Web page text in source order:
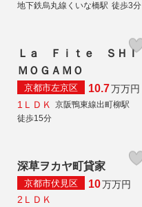
地下鉄烏丸線くいな橋駅 徒歩3分
Ｌａ Ｆｉｔｅ ＳＨＩ
ＭＯＧＡＭＯ
京都市左京区 10.7万万円
1ＬＤＫ
京阪鴨東線出町柳駅
徒歩15分
深草ヲカヤ町貸家
京都市伏見区 10万万円
2ＬＤＫ